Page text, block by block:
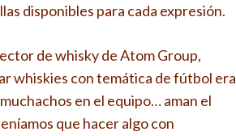
disponibles para cada expresión.
de whisky de Atom Group,
whiskies con temática de fútbol era
en el equipo… aman el
que hacer algo con